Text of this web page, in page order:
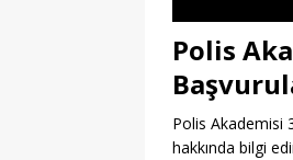
Polis
Polis Akademisi
hakkında bilgi